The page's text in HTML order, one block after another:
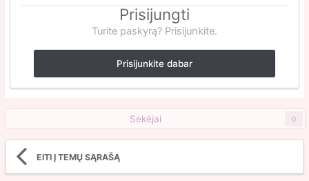
Prisijungti
Turite paskyrą? Prisijunkite.
Prisijunkite dabar
Sekėjai 0
EITI Į TEMŲ SĄRAŠĄ